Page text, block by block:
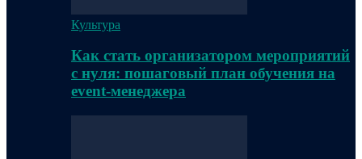
Культура
Как стать организатором мероприятий
с нуля: пошаговый план обучения на
event-менеджера